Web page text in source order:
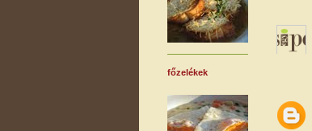
főzelékek